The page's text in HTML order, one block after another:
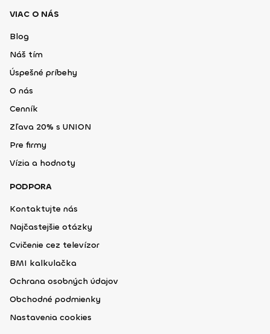
VIAC O NÁS
Blog
Náš tím
Úspešné príbehy
O nás
Cenník
Zľava 20% s UNION
Pre firmy
Vízia a hodnoty
PODPORA
Kontaktujte nás
Najčastejšie otázky
Cvičenie cez televízor
BMI kalkulačka
Ochrana osobných údajov
Obchodné podmienky
Nastavenia cookies